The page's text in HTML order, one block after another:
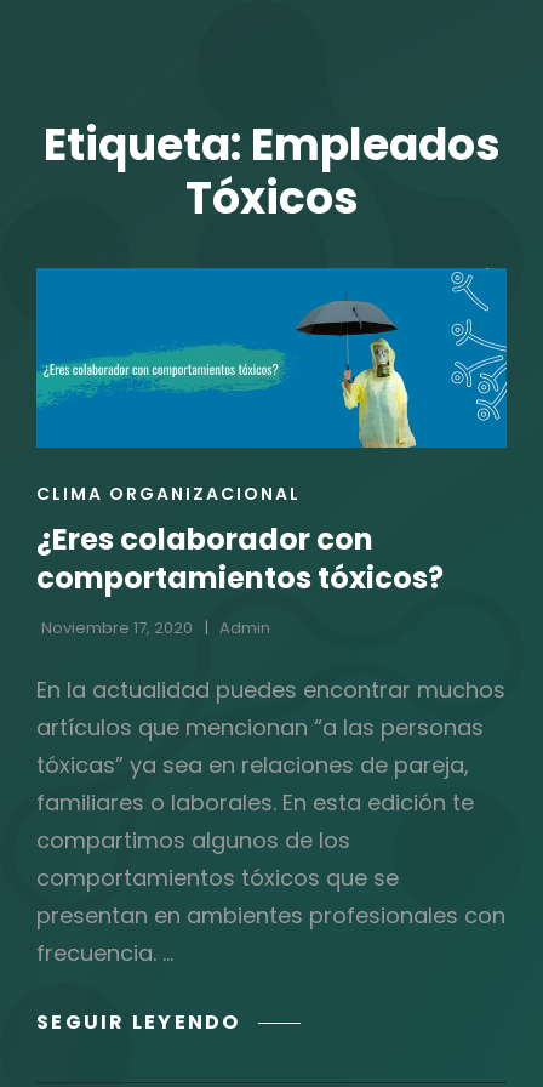
Etiqueta: Empleados
Tóxicos
ENLACES
LAS
CATEGORÍAS
CLIMA ORGANIZACIONAL
¿Eres colaborador con
comportamientos tóxicos?
Noviembre 17, 2020 Admin
En la actualidad puedes encontrar muchos
artículos que mencionan “a las personas
tóxicas” ya sea en relaciones de pareja,
familiares o laborales. En esta edición te
compartimos algunos de los
comportamientos tóxicos que se
presentan en ambientes profesionales con
frecuencia. …
SEGUIR LEYENDO ¿ERES
CON